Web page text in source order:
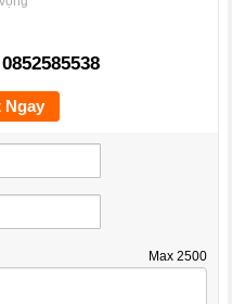
0852585538
Ngay
Max 2500